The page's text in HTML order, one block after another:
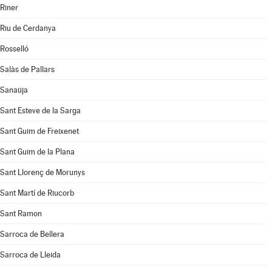
Riner
Riu de Cerdanya
Rosselló
Salàs de Pallars
Sanaüja
Sant Esteve de la Sarga
Sant Guim de Freixenet
Sant Guim de la Plana
Sant Llorenç de Morunys
Sant Martí de Riucorb
Sant Ramon
Sarroca de Bellera
Sarroca de Lleida